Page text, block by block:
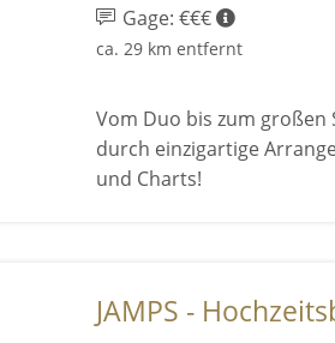
Gage: €€€
ca. 29 km entfernt
Vom Duo bis zum großen
durch einzigartige
und Charts!
JAMPS -